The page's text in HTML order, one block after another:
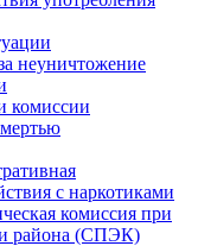
неуничтожение
комиссии
с наркотиками
комиссия при
района (СПЭК)